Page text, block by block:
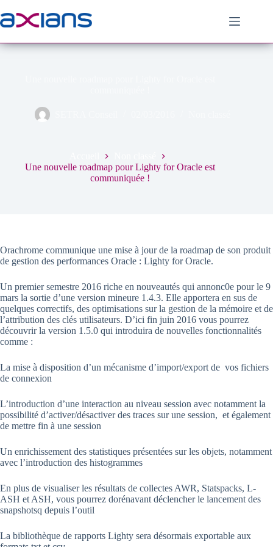
au
contenu
Une nouvelle roadmap pour Lighty for Oracle est
communiquée !
Orachrome communique une mise à jour de la roadmap de son produit
de gestion des performances Oracle : Lighty for Oracle.
Un premier semestre 2016 riche en nouveautés qui annonc0e pour le 9
mars la sortie d’une version mineure 1.4.3. Elle apportera en sus de
quelques correctifs, des optimisations sur la gestion de la mémoire et de
l’attribution des clés utilisateurs. D’ici fin juin 2016 vous pourrez
découvrir la version 1.5.0 qui introduira de nouvelles fonctionnalités
comme :
La mise à disposition d’un mécanisme d’import/export de vos fichiers
de connexion
L’introduction d’une interaction au niveau session avec notamment la
possibilité d’activer/désactiver des traces sur une session, et également
de mettre fin à une session
Un enrichissement des statistiques présentées sur les objets, notamment
avec l’introduction des histogrammes
En plus de visualiser les résultats de collectes AWR, Statspacks, L-
ASH et ASH, vous pourrez dorénavant déclencher le lancement des
snapshotsq depuis l’outil
La bibliothèque de rapports Lighty sera désormais exportable aux